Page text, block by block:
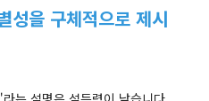
을 구체적으로 제시